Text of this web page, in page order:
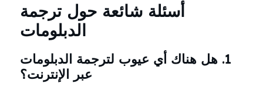
أسئلة شائعة حول ترجمة
الدبلومات
1. هل هناك أي عيوب لترجمة الدبلومات
عبر الإنترنت؟